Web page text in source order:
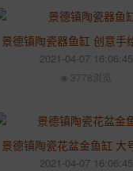
2021-04-07 16:06:45
3778浏览
2021-04-07 16:06:45